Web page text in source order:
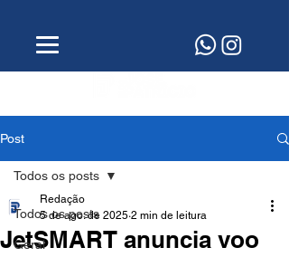
Post
Todos os posts
Geral
Todos os posts
JetSMART anuncia voo
Redação
5 de ago. de 2025 2 min de leitura